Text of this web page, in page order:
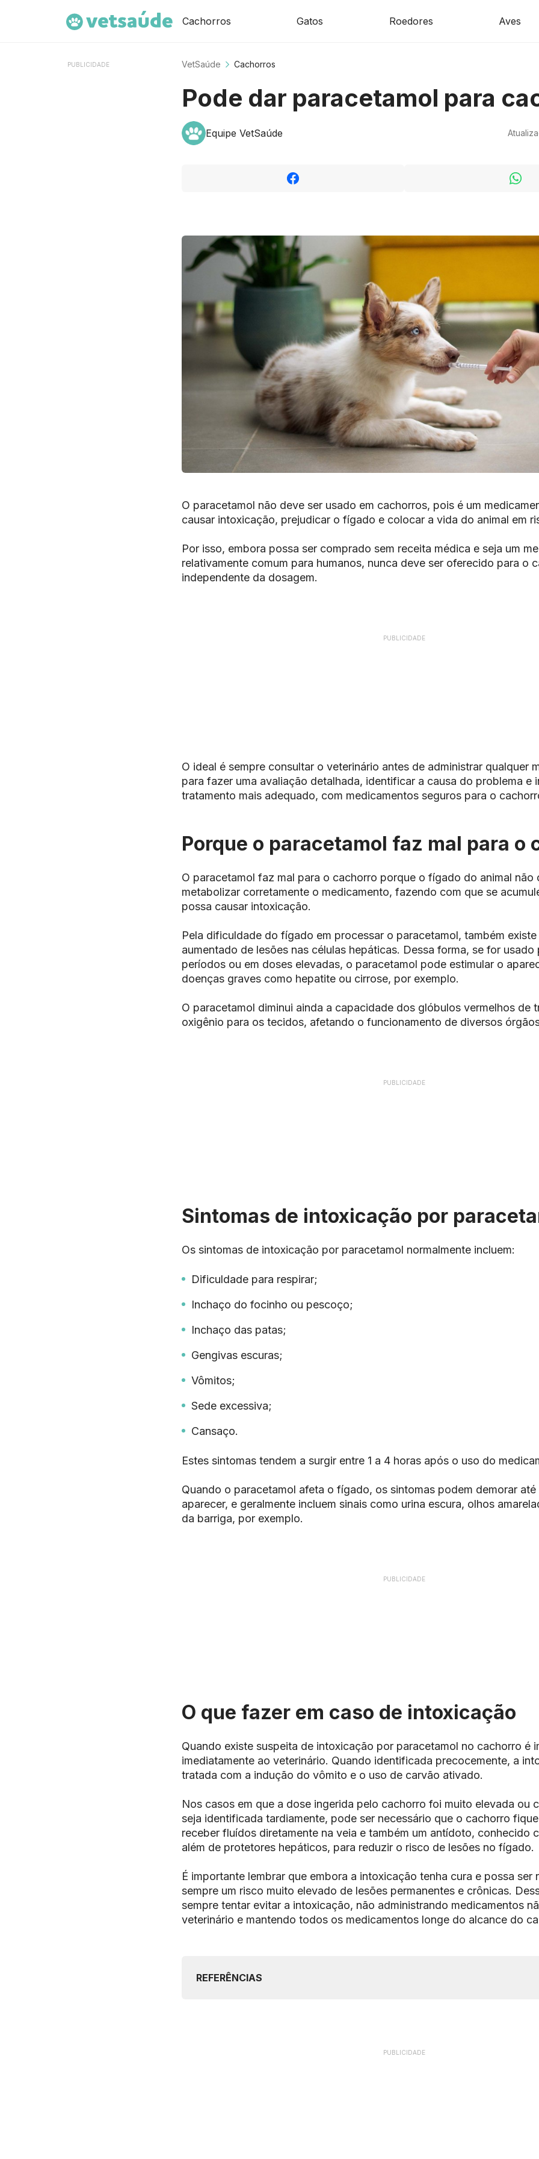
Cachorros Gatos Roedores Aves
PUBLICIDADE VetSaúde Cachorros
Pode dar paracetamol para
Equipe VetSaúde
O paracetamol não deve ser usado em cachorros, pois é um
causar intoxicação, prejudicar o fígado e colocar a vida do animal em
Por isso, embora possa ser comprado sem receita médica e seja um
relativamente comum para humanos, nunca deve ser oferecido para o
independente da dosagem.
PUBLICIDADE
O ideal é sempre consultar o veterinário antes de administrar qualquer
para fazer uma avaliação detalhada, identificar a causa do problema e
tratamento mais adequado, com medicamentos seguros para o
Porque o paracetamol faz mal para o
O paracetamol faz mal para o cachorro porque o fígado do animal não
metabolizar corretamente o medicamento, fazendo com que se
possa causar intoxicação.
Pela dificuldade do fígado em processar o paracetamol, também
aumentado de lesões nas células hepáticas. Dessa forma, se for usado
períodos ou em doses elevadas, o paracetamol pode estimular o
doenças graves como hepatite ou cirrose, por exemplo.
O paracetamol diminui ainda a capacidade dos glóbulos vermelhos de
oxigênio para os tecidos, afetando o funcionamento de diversos
PUBLICIDADE
Sintomas de intoxicação por
Os sintomas de intoxicação por paracetamol normalmente incluem:
Dificuldade para respirar;
Inchaço do focinho ou pescoço;
Inchaço das patas;
Gengivas escuras;
Vômitos;
Sede excessiva;
Cansaço.
Estes sintomas tendem a surgir entre 1 a 4 horas após o uso do
Quando o paracetamol afeta o fígado, os sintomas podem demorar até
aparecer, e geralmente incluem sinais como urina escura, olhos
da barriga, por exemplo.
PUBLICIDADE
O que fazer em caso de intoxicação
Quando existe suspeita de intoxicação por paracetamol no cachorro é
imediatamente ao veterinário. Quando identificada precocemente, a
tratada com a indução do vômito e o uso de carvão ativado.
Nos casos em que a dose ingerida pelo cachorro foi muito elevada ou
seja identificada tardiamente, pode ser necessário que o cachorro
receber fluídos diretamente na veia e também um antídoto, conhecido
além de protetores hepáticos, para reduzir o risco de lesões no fígado.
É importante lembrar que embora a intoxicação tenha cura e possa ser
sempre um risco muito elevado de lesões permanentes e crônicas.
sempre tentar evitar a intoxicação, não administrando medicamentos
veterinário e mantendo todos os medicamentos longe do alcance do
REFERÊNCIAS
PUBLICIDADE